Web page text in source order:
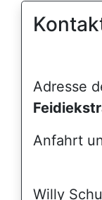
Adresse
Anfahrt
Willy